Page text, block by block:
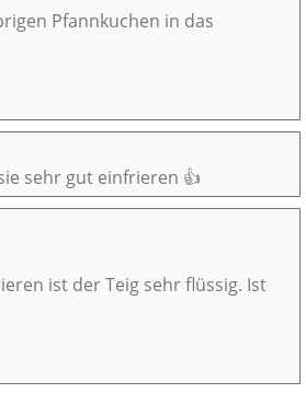
Pfannkuchen in das
sehr gut einfrieren 👍
ist der Teig sehr flüssig. Ist